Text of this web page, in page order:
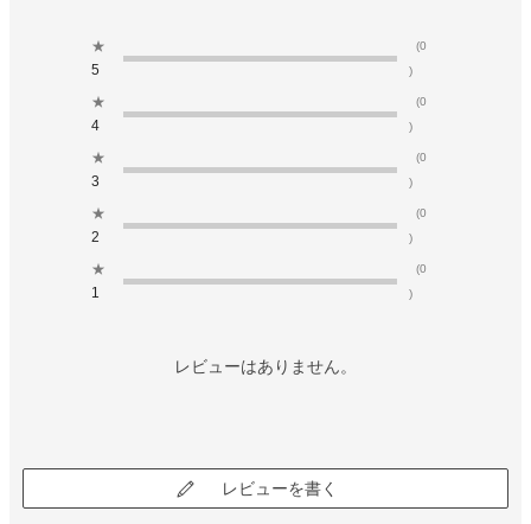
★
5
(0
)
★
4
(0
)
★
3
(0
)
★
2
(0
)
★
1
(0
)
レビューはありません。
レビューを書く